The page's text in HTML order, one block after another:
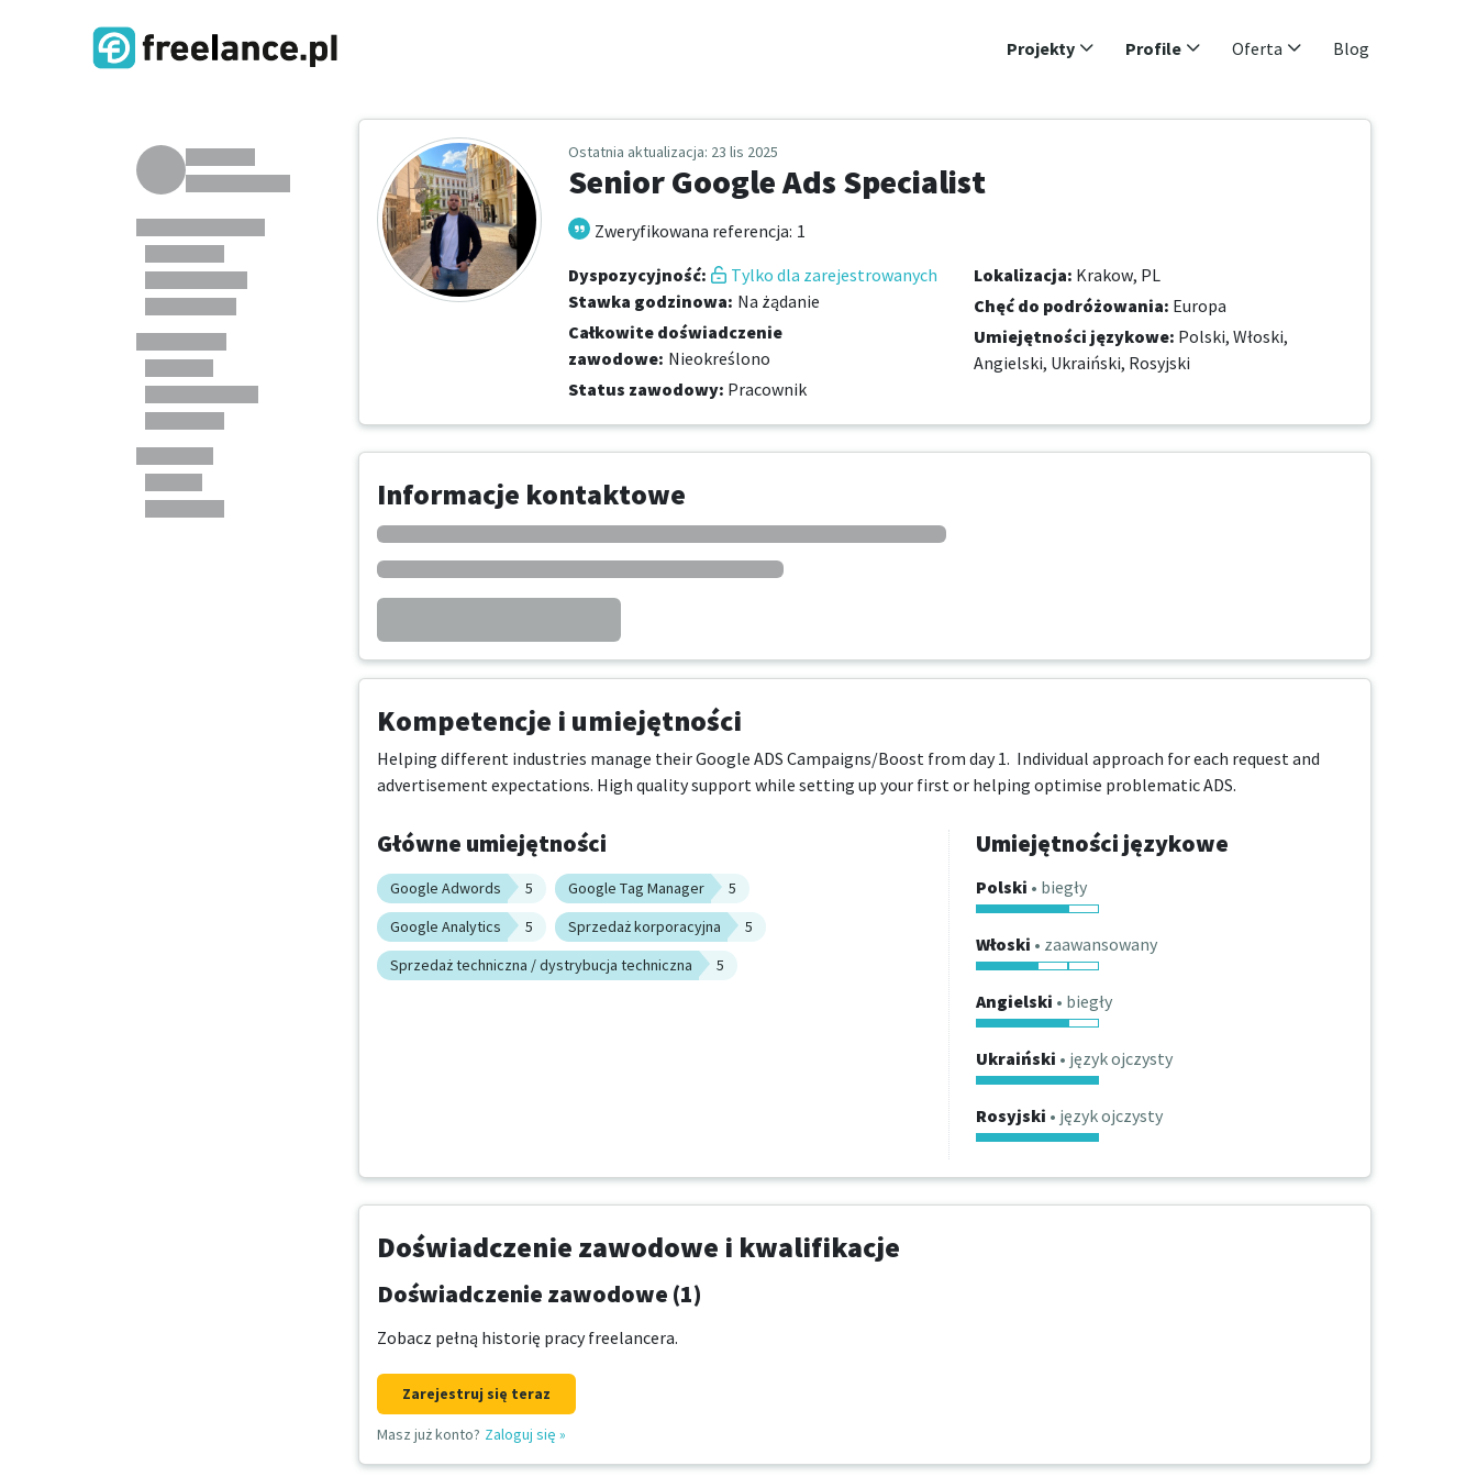
Projekty Profile Oferta Blog
Ostatnia aktualizacja: 23 lis 2025
Senior Google Ads Specialist
Zweryfikowana referencja: 1
Dyspozycyjność:
Tylko dla zarejestrowanych
Stawka godzinowa: Na żądanie
Całkowite doświadczenie
zawodowe: Nieokreślono
Status zawodowy: Pracownik
Lokalizacja: Krakow, PL
Chęć do podróżowania: Europa
Umiejętności językowe: Polski, Włoski,
Angielski, Ukraiński, Rosyjski
Informacje kontaktowe
Kompetencje i umiejętności
Helping different industries manage their Google ADS Campaigns/Boost from day 1.  Individual approach for each request and
advertisement expectations. High quality support while setting up your first or helping optimise problematic ADS.
Główne umiejętności
Google Adwords 5 Google Tag Manager
5
Google Analytics
5 Sprzedaż korporacyjna
5
Sprzedaż techniczna / dystrybucja techniczna
5
Umiejętności językowe
Polski • biegły
Włoski • zaawansowany
Angielski • biegły
Ukraiński • język ojczysty
Rosyjski • język ojczysty
Doświadczenie zawodowe i kwalifikacje
Doświadczenie zawodowe (1)
Zobacz pełną historię pracy freelancera.
Zarejestruj się teraz
Masz już konto? Zaloguj się »